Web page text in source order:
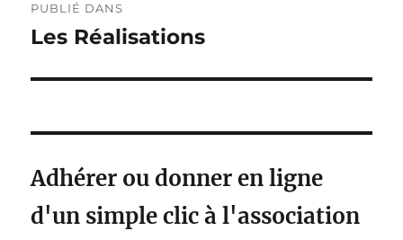
de
PUBLIÉ DANS
Les Réalisations
Adhérer ou donner en ligne
d'un simple clic à l'association